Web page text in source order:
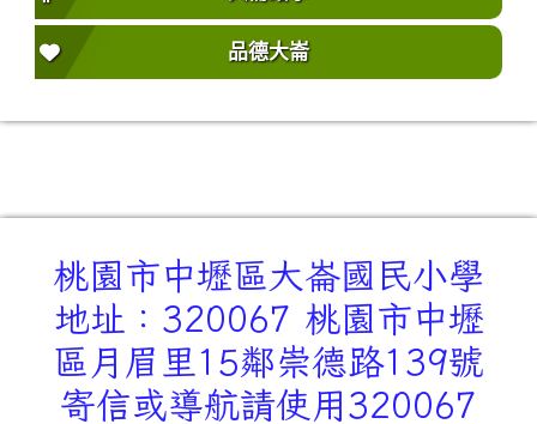
品德大崙
桃園市中壢區大崙國民小學
地址：320067 桃園市中壢
區月眉里15鄰崇德路139號
寄信或導航請使用320067